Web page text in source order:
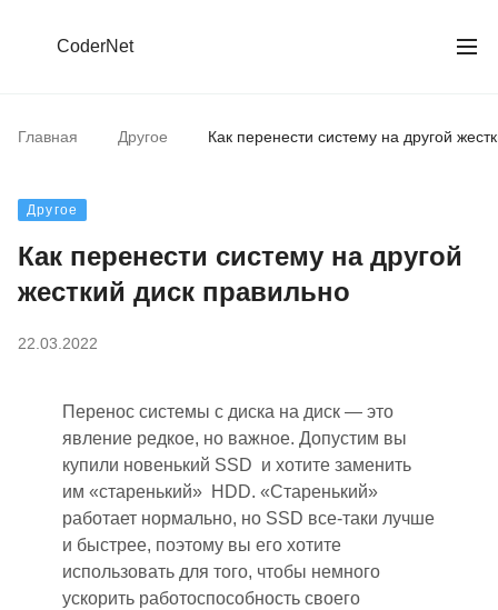
CoderNet
Главная Другое Как перенести систему на другой
Другое
Как перенести систему на другой
жесткий диск правильно
22.03.2022
Перенос системы с диска на диск — это
явление редкое, но важное. Допустим вы
купили новенький SSD и хотите заменить
им «старенький» HDD. «Старенький»
работает нормально, но SSD все-таки лучше
и быстрее, поэтому вы его хотите
использовать для того, чтобы немного
ускорить работоспособность своего